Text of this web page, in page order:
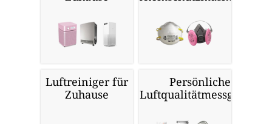
Luftreiniger für
Zuhause
Persönliche
Luftqualitätmessgeräte